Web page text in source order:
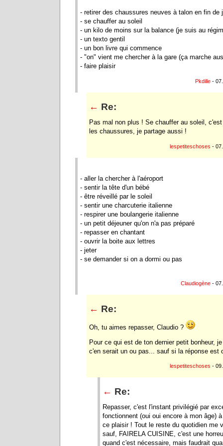
- retirer des chaussures neuves à talon en fin de
- se chauffer au soleil
- un kilo de moins sur la balance (je suis au
- un texto gentil
- un bon livre qui commence
- "on" vient me chercher à la gare (ça marche
- faire plaisir
Pkdille -
← Re:
Pas mal non plus ! Se chauffer au soleil,
les chaussures, je partage aussi !
lespetiteschoses -
- aller la chercher à l'aéroport
- sentir la tête d'un bébé
- être réveillé par le soleil
- sentir une charcuterie italienne
- respirer une boulangerie italienne
- un petit déjeuner qu'on n'a pas préparé
- repasser en chantant
- ouvrir la boite aux lettres
- jeter
- se demander si on a dormi ou pas
Claudiogène -
← Re:
Oh, tu aimes repasser, Claudio ?
Pour ce qui est de ton dernier petit bonheur,
c'en serait un ou pas... sauf si la réponse est
lespetiteschoses -
← Re:
Repasser, c'est l'instant privilégié par
fonctionnent (oui oui encore à mon âge)
ce plaisir ! Tout le reste du quotidien me
sauf, FAIRELA CUISINE, c'est une
quand c'est nécessaire, mais faudrait